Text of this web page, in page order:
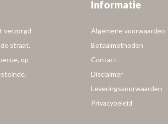
verzorgd
straat,
op
Informatie
Algemene voorwaarden
Betaalmethoden
Contact
Disclaimer
Leveringsvoorwaarden
Privacybeleid